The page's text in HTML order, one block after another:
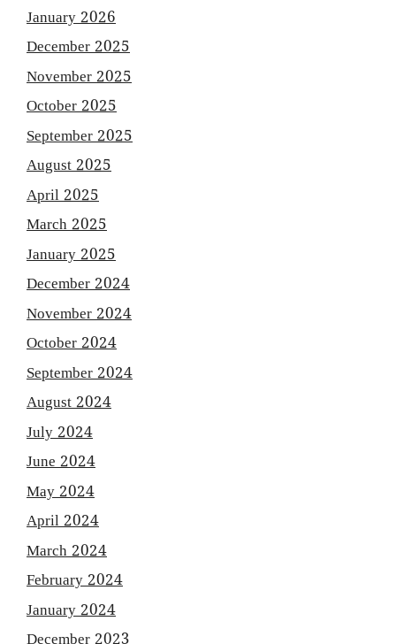
January 2026
December 2025
November 2025
October 2025
September 2025
August 2025
April 2025
March 2025
January 2025
December 2024
November 2024
October 2024
September 2024
August 2024
July 2024
June 2024
May 2024
April 2024
March 2024
February 2024
January 2024